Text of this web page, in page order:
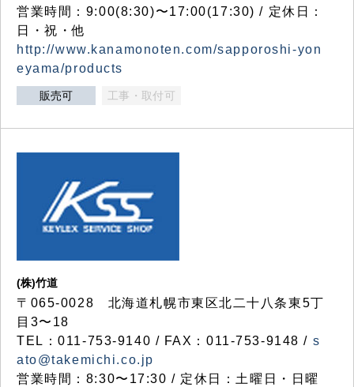
営業時間：9:00(8:30)〜17:00(17:30) / 定休日：
日・祝・他
http://www.kanamonoten.com/sapporoshi-yon
eyama/products
販売可 工事・取付可
(株)竹道
〒065-0028 北海道札幌市東区北二十八条東5丁
目3〜18
TEL：011-753-9140 / FAX：011-753-9148 / s
ato@takemichi.co.jp
営業時間：8:30〜17:30 / 定休日：土曜日・日曜